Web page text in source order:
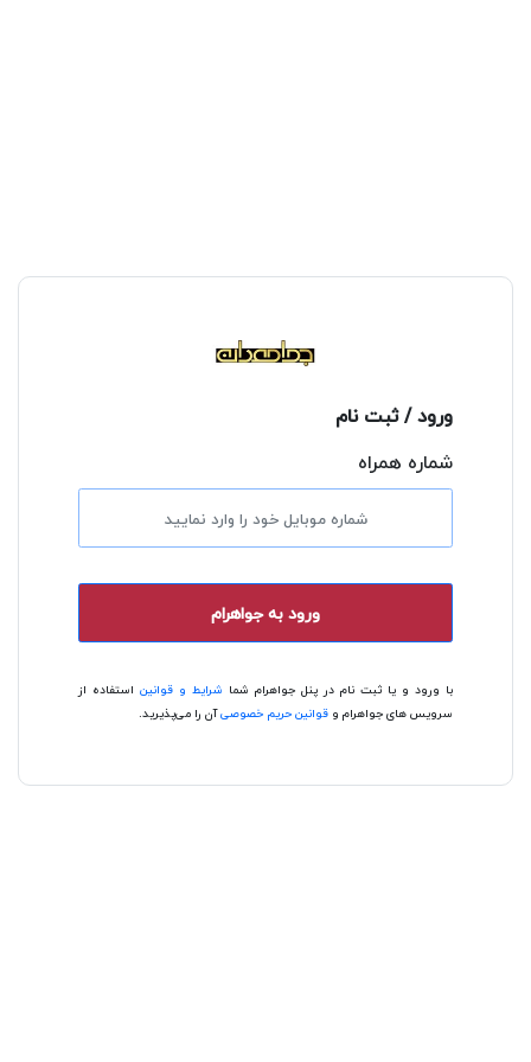
ورود / ثبت نام
شماره همراه
ورود به جواهرام
با ورود و یا ثبت نام در پنل جواهرام شما شرایط و قوانین استفاده از
سرویس های جواهرام و قوانین حریم خصوصیآن را می‌پذیرید.